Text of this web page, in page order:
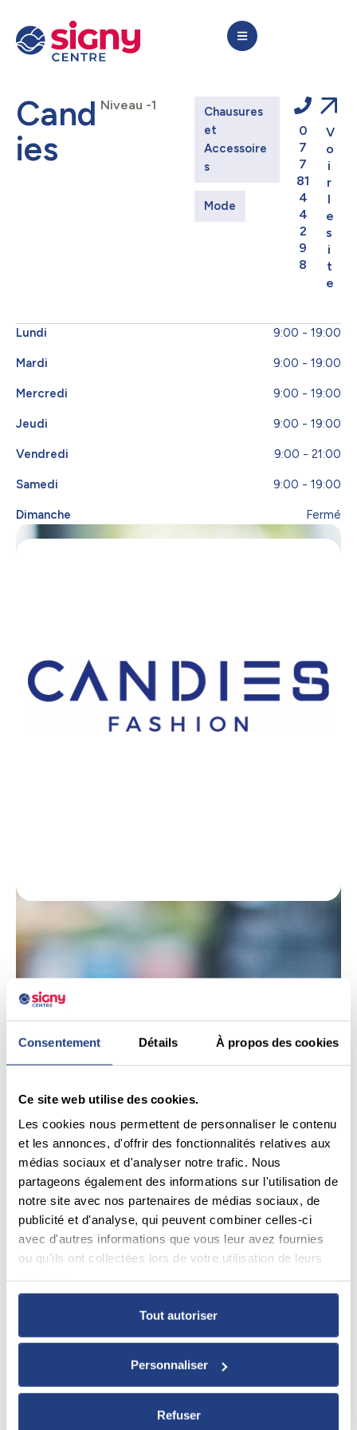
Consentement Détails À propos des cookies
Ce site web utilise des cookies.
Les cookies nous permettent de personnaliser le contenu
et les annonces, d'offrir des fonctionnalités relatives aux
médias sociaux et d'analyser notre trafic. Nous
partageons également des informations sur l'utilisation de
notre site avec nos partenaires de médias sociaux, de
publicité et d'analyse, qui peuvent combiner celles-ci
avec d'autres informations que vous leur avez fournies
ou qu'ils ont collectées lors de votre utilisation de leurs
Tout autoriser
Personnaliser
Refuser
Cand
ies
Niveau -1
Chausures
et
Accessoire
s
Mode
0
7
7
81
4
4
2
9
8
V
o
i
r
l
e
s
i
t
e
Lundi 9:00 - 19:00
Mardi 9:00 - 19:00
Mercredi 9:00 - 19:00
Jeudi 9:00 - 19:00
Vendredi 9:00 - 21:00
Samedi 9:00 - 19:00
Dimanche Fermé